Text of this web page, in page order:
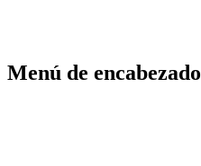
Menú de encabezado